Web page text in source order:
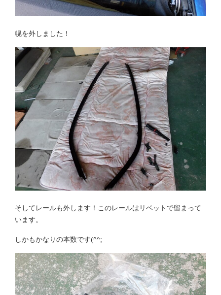
幌を外しました！
そしてレールも外します！このレールはリベットで留まって
います。
しかもかなりの本数です(^^;